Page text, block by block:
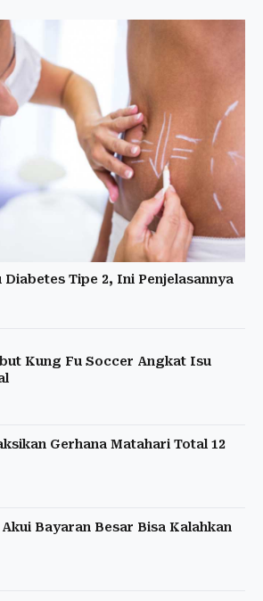
Diabetes Tipe 2, Ini Penjelasannya
Kung Fu Soccer Angkat Isu
Gerhana Matahari Total 12
Bayaran Besar Bisa Kalahkan